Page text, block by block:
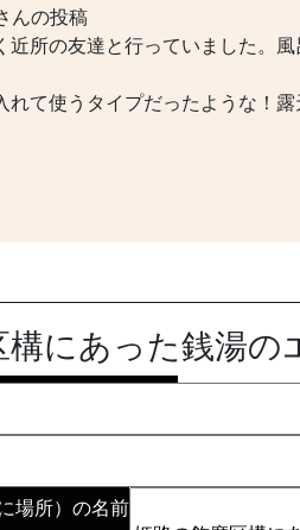
んの投稿
近所の友達と行っていました。
れて使うタイプだったような！露
構にあった銭湯の
場所）の名前